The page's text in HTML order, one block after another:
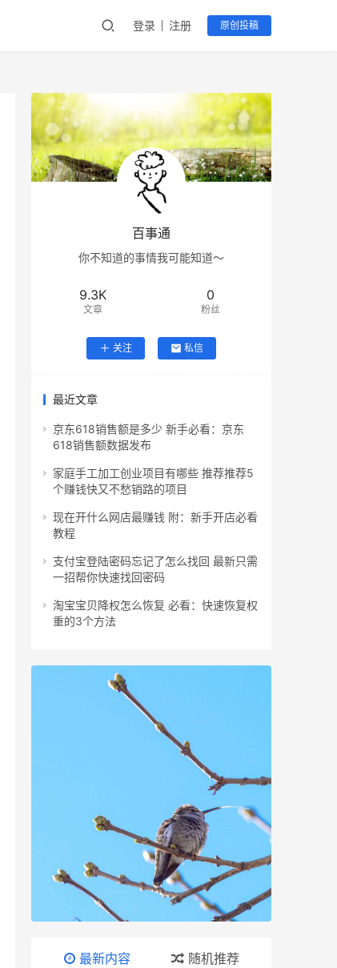
登录 注册 原创投稿
百事通
你不知道的事情我可能知道～
9.3K
文章
0
粉丝
关注 私信
最近文章
京东618销售额是多少 新手必看：京东
618销售额数据发布
家庭手工加工创业项目有哪些 推荐推荐5
个赚钱快又不愁销路的项目
现在开什么网店最赚钱 附：新手开店必看
教程
支付宝登陆密码忘记了怎么找回 最新只需
一招帮你快速找回密码
淘宝宝贝降权怎么恢复 必看：快速恢复权
重的3个方法
最新内容 随机推荐